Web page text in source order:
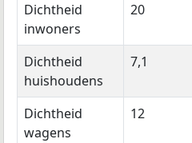
Dichtheid
inwoners
20
Dichtheid
huishoudens
7,1
Dichtheid
wagens
12